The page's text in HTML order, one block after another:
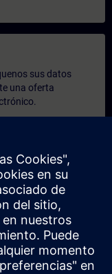
sus datos
una oferta
y busca un
sea presencial,
Tras facilitarnos
le